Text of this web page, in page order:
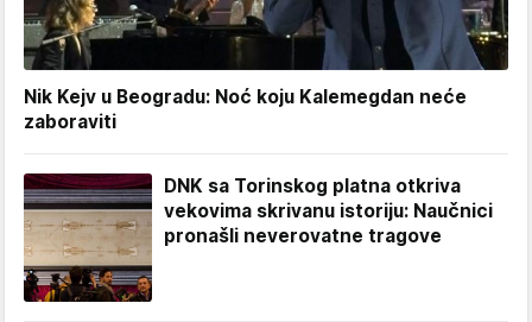
Nik Kejv u Beogradu: Noć koju Kalemegdan neće
zaboraviti
DNK sa Torinskog platna otkriva
vekovima skrivanu istoriju: Naučnici
pronašli neverovatne tragove